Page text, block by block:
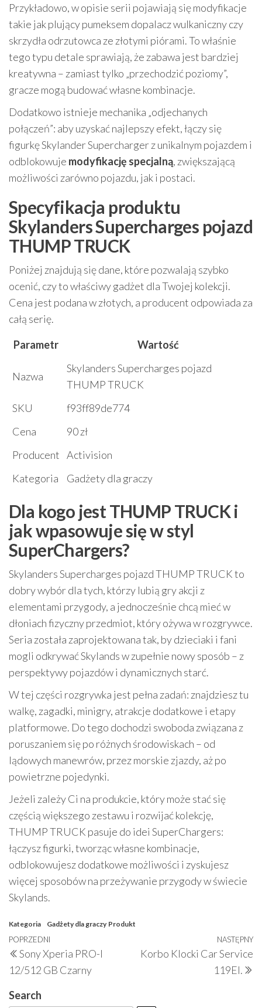
Przykładowo, w opisie serii pojawiają się modyfikacje
takie jak plujący pumeksem dopalacz wulkaniczny czy
skrzydła odrzutowca ze złotymi piórami. To właśnie
tego typu detale sprawiają, że zabawa jest bardziej
kreatywna – zamiast tylko „przechodzić poziomy”,
gracze mogą budować własne kombinacje.
Dodatkowo istnieje mechanika „odjechanych
połączeń”: aby uzyskać najlepszy efekt, łączy się
figurkę Skylander Supercharger z unikalnym pojazdem i
odblokowuje modyfikację specjalną, zwiększającą
możliwości zarówno pojazdu, jak i postaci.
Specyfikacja produktu
Skylanders Supercharges pojazd
THUMP TRUCK
Poniżej znajdują się dane, które pozwalają szybko
ocenić, czy to właściwy gadżet dla Twojej kolekcji.
Cena jest podana w złotych, a producent odpowiada za
całą serię.
Parametr
Wartość
Nazwa
Skylanders Supercharges pojazd
THUMP TRUCK
SKU
f93ff89de774
Cena
90 zł
Producent Activision
Kategoria
Gadżety dla graczy
Dla kogo jest THUMP TRUCK i
jak wpasowuje się w styl
SuperChargers?
Skylanders Supercharges pojazd THUMP TRUCK to
dobry wybór dla tych, którzy lubią gry akcji z
elementami przygody, a jednocześnie chcą mieć w
dłoniach fizyczny przedmiot, który ożywa w rozgrywce.
Seria została zaprojektowana tak, by dzieciaki i fani
mogli odkrywać Skylands w zupełnie nowy sposób – z
perspektywy pojazdów i dynamicznych starć.
W tej części rozgrywka jest pełna zadań: znajdziesz tu
walkę, zagadki, minigry, atrakcje dodatkowe i etapy
platformowe. Do tego dochodzi swoboda związana z
poruszaniem się po różnych środowiskach – od
lądowych manewrów, przez morskie zjazdy, aż po
powietrzne pojedynki.
Jeżeli zależy Ci na produkcie, który może stać się
częścią większego zestawu i rozwijać kolekcję,
THUMP TRUCK pasuje do idei SuperChargers:
łączysz figurki, tworząc własne kombinacje,
odblokowujesz dodatkowe możliwości i zyskujesz
więcej sposobów na przeżywanie przygody w świecie
Skylands.
Kategoria Gadżety dla graczy Produkt
Nawigacja
wpisu
Poprzedni
wpis
POPRZEDNI
Sony Xperia PRO-I
12/512 GB Czarny
NASTĘPNY
Korbo Klocki Car Service
119El.
Search